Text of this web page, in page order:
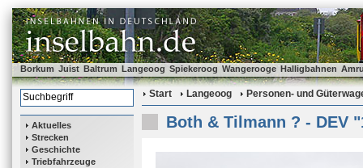
Borkum Juist Baltrum Langeoog Spiekeroog Wangerooge Halligbahnen
Aktuelles
Strecken
Geschichte
Triebfahrzeuge
Start Langeoog Personen- und
Both & Tilmann ? - DEV